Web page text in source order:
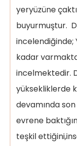
yeryüzüne
buyurmuştur.
incelendiğinde;
kadar
incelmektedir.
yüksekliklerde
devamında
evrene
teşkil